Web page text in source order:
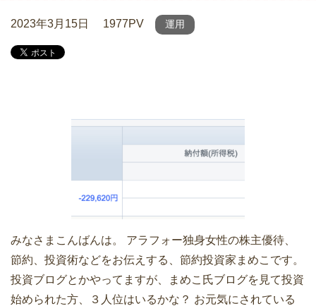
2023年3月15日 1977PV 運用
みなさまこんばんは。 アラフォー独身女性の株主優待、
節約、投資術などをお伝えする、節約投資家まめこです。
投資ブログとかやってますが、まめこ氏ブログを見て投資
始められた方、３人位はいるかな？ お元気にされている